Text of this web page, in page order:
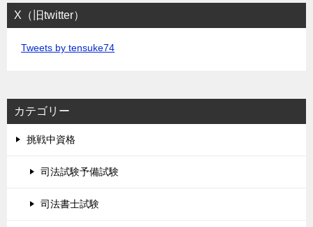
X（旧twitter）
Tweets by tensuke74
カテゴリー
挑戦中資格
司法試験予備試験
司法書士試験